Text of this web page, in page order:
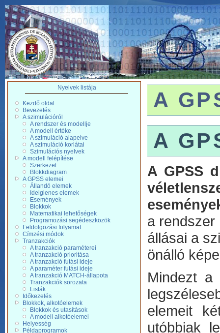
Nyelvek listája
Kezdő oldal
Bevezetés
A szimulációról
A rendszer és modellje
A modell értéke
A szimuláció alapelve
A szimuláció korlátai
Szimulációs nyelvek
A modell felépítése
Szerkezet
Blokkdiagram
A GPSS elemei
Állandó elemek
Ideiglenes elemek
Események
Blokkok
Matematikai lehetőségek
Programozási segédeszközök
Feldolgozási folyamat
Címzési módok
Tranzakciók
A tranzakció paraméterei
A tranzakció prioritása
A tranzakció futási ideje
A paraméter futási ideje
A tranzakció MATCH-állapota
Tranzakciók sorozata
Listák
Időkezelés
Blokkok, alkotóelemek
Blokkok és utasítások
A modell alkotóelemei
Helyesség
Példaprogramok
A
A
A GPSS
a rendszer
állásai a
önálló
Mindezt a
elemeit
utóbbiak